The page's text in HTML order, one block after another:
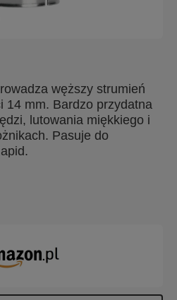
węższy strumień
14 mm. Bardzo przydatna
lutowania miękkiego i
Pasuje do